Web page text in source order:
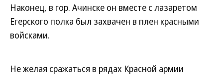
Наконец, в гор. Ачинске он вместе с лазаретом
Егерского полка был захвачен в плен красными
войсками.
Не желая сражаться в рядах Красной армии